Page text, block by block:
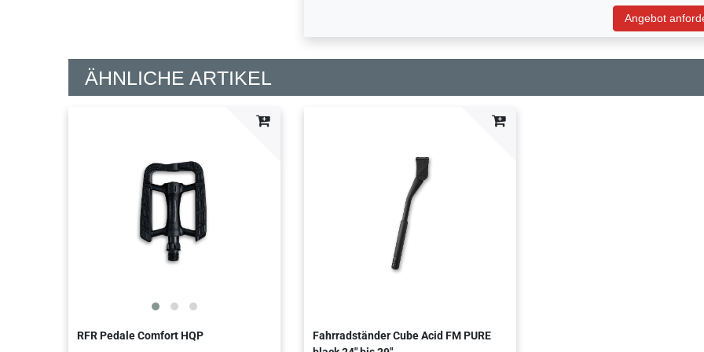
Angebot
ÄHNLICHE ARTIKEL
RFR Pedale Comfort HQP
Fahrradständer Cube Acid FM PURE